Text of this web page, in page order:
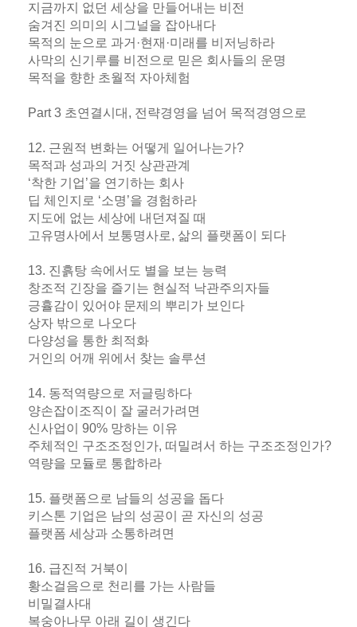
지금까지 없던 세상을 만들어내는 비전
숨겨진 의미의 시그널을 잡아내다
목적의 눈으로 과거·현재·미래를 비저닝하라
사막의 신기루를 비전으로 믿은 회사들의 운명
목적을 향한 초월적 자아체험
Part 3 초연결시대, 전략경영을 넘어 목적경영으로
12. 근원적 변화는 어떻게 일어나는가?
목적과 성과의 거짓 상관관계
‘착한 기업’을 연기하는 회사
딥 체인지로 ‘소명’을 경험하라
지도에 없는 세상에 내던져질 때
고유명사에서 보통명사로, 삶의 플랫폼이 되다
13. 진흙탕 속에서도 별을 보는 능력
창조적 긴장을 즐기는 현실적 낙관주의자들
긍휼감이 있어야 문제의 뿌리가 보인다
상자 밖으로 나오다
다양성을 통한 최적화
거인의 어깨 위에서 찾는 솔루션
14. 동적역량으로 저글링하다
양손잡이조직이 잘 굴러가려면
신사업이 90% 망하는 이유
주체적인 구조조정인가, 떠밀려서 하는 구조조정인가?
역량을 모듈로 통합하라
15. 플랫폼으로 남들의 성공을 돕다
키스톤 기업은 남의 성공이 곧 자신의 성공
플랫폼 세상과 소통하려면
16. 급진적 거북이
황소걸음으로 천리를 가는 사람들
비밀결사대
복숭아나무 아래 길이 생긴다